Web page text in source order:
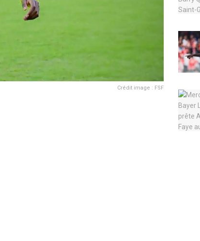
Crédit image : FSF